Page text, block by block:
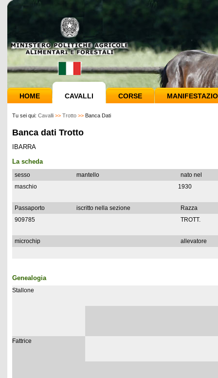
HOME CAVALLI CORSE
Tu sei qui: Cavalli >> Trotto >> Banca Dati
Banca dati Trotto
IBARRA
La scheda
sesso mantello
nato nel
maschio
1930
Passaporto iscritto nella sezione
Razza
909785
TROTT.
microchip allevatore
Genealogia
Stallone
Fattrice